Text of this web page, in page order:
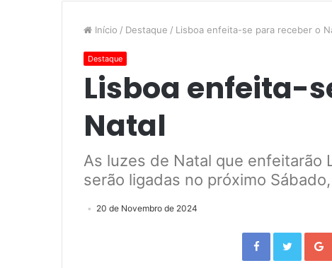
Início / Destaque / Lisboa enfeita-se para receber o
Destaque
Lisboa enfeita-
Natal
As luzes de Natal que enfeitarão
serão ligadas no próximo
20 de Novembro de 2024
Facebook Twitter